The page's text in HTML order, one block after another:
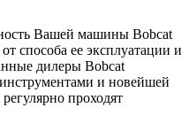
Вашей машины Bobcat
способа ее эксплуатации и
дилеры Bobcat
и новейшей
проходят